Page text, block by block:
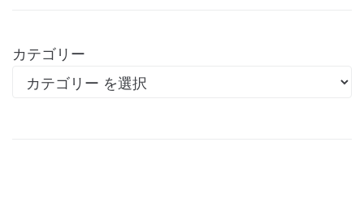
カテゴリー